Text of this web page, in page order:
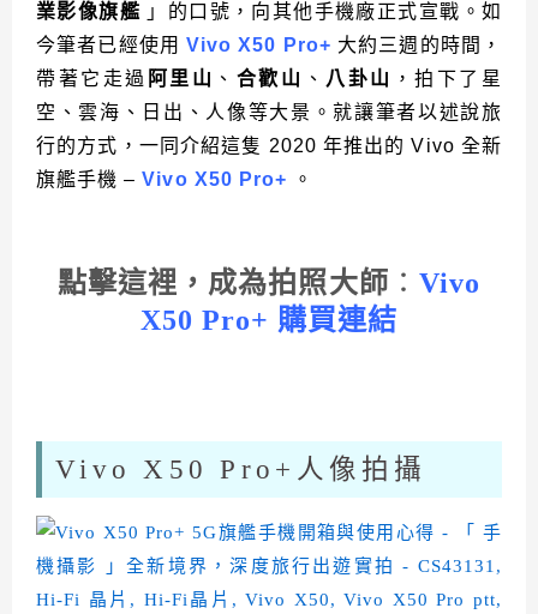
業影像旗艦 」的口號，向其他手機廠正式宣戰。如
今筆者已經使用Vivo X50 Pro+ 大約三週的時間，
帶著它走過 阿里山 、 合歡山 、 八卦山 ，拍下了星
空、雲海、日出、人像等大景。就讓筆者以述說旅
行的方式，一同介紹這隻 2020 年推出的 Vivo 全新
旗艦手機 –Vivo X50 Pro+ 。
點擊這裡，成為拍照大師 ： Vivo
X50 Pro+ 購買連結
Vivo X50 Pro+人像拍攝